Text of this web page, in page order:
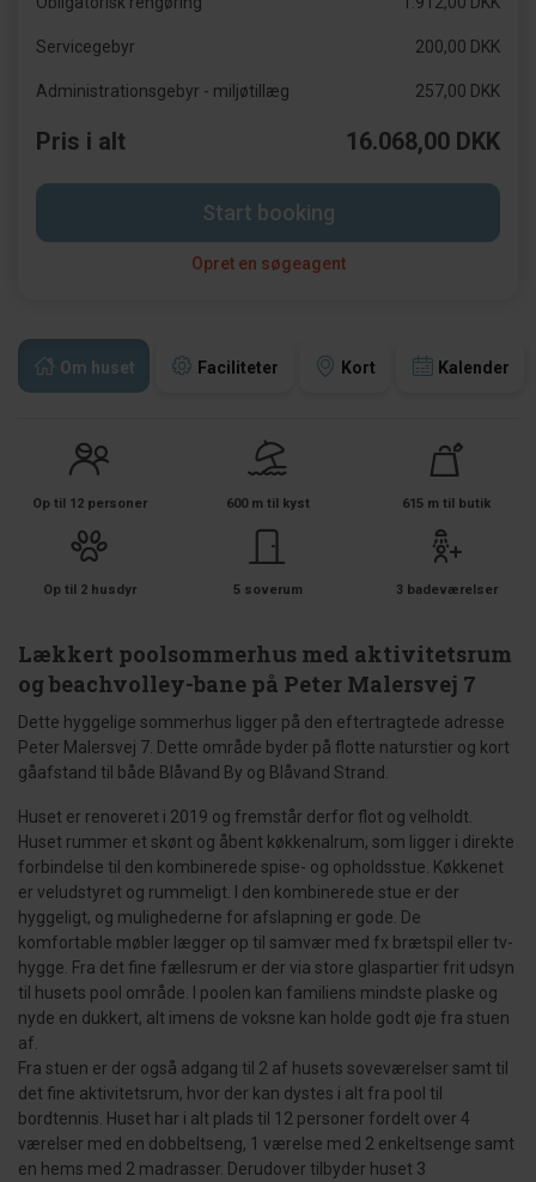
Om huset Faciliteter Kort Kalender
Op til 12 personer 600 m til kyst 615 m til butik
Op til 2 husdyr 5 soverum 3 badeværelser
Lækkert poolsommerhus med aktivitetsrum
og beachvolley-bane på Peter Malersvej 7
Dette hyggelige sommerhus ligger på den eftertragtede adresse
Peter Malersvej 7. Dette område byder på flotte naturstier og kort
gåafstand til både Blåvand By og Blåvand Strand.
Huset er renoveret i 2019 og fremstår derfor flot og velholdt.
Huset rummer et skønt og åbent køkkenalrum, som ligger i direkte
forbindelse til den kombinerede spise- og opholdsstue. Køkkenet
er veludstyret og rummeligt. I den kombinerede stue er der
hyggeligt, og mulighederne for afslapning er gode. De
komfortable møbler lægger op til samvær med fx brætspil eller tv-
hygge. Fra det fine fællesrum er der via store glaspartier frit udsyn
til husets pool område. I poolen kan familiens mindste plaske og
nyde en dukkert, alt imens de voksne kan holde godt øje fra stuen
af.
Fra stuen er der også adgang til 2 af husets soveværelser samt til
det fine aktivitetsrum, hvor der kan dystes i alt fra pool til
bordtennis. Huset har i alt plads til 12 personer fordelt over 4
værelser med en dobbeltseng, 1 værelse med 2 enkeltsenge samt
en hems med 2 madrasser. Derudover tilbyder huset 3
Servicegebyr 200,00 DKK
Administrationsgebyr - miljøtillæg 257,00 DKK
Pris i alt 16.068,00 DKK
Start booking
Opret en søgeagent